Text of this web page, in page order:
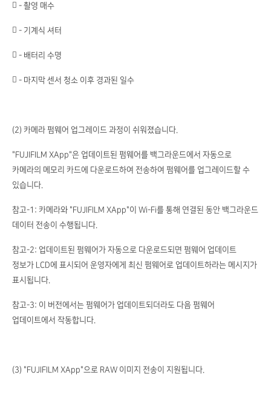
 - 촬영 매수
 - 기계식 셔터
 - 배터리 수명
 - 마지막 센서 청소 이후 경과된 일수
(2) 카메라 펌웨어 업그레이드 과정이 쉬워졌습니다.
"FUJIFILM XApp"은 업데이트된 펌웨어를 백그라운드에서 자동으로
카메라의 메모리 카드에 다운로드하여 전송하여 펌웨어를 업그레이드할 수
있습니다.
참고-1: 카메라와 "FUJIFILM XApp"이 Wi-Fi를 통해 연결된 동안 백그라운드
데이터 전송이 수행됩니다.
참고-2: 업데이트된 펌웨어가 자동으로 다운로드되면 펌웨어 업데이트
정보가 LCD에 표시되어 운영자에게 최신 펌웨어로 업데이트하라는 메시지가
표시됩니다.
참고-3: 이 버전에서는 펌웨어가 업데이트되더라도 다음 펌웨어
업데이트에서 작동합니다.
(3) "FUJIFILM XApp"으로 RAW 이미지 전송이 지원됩니다.